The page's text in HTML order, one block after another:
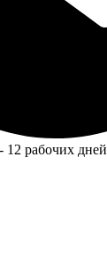
12 рабочих дней